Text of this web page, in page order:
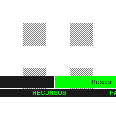
Formulario
búsqueda
RECURSOS